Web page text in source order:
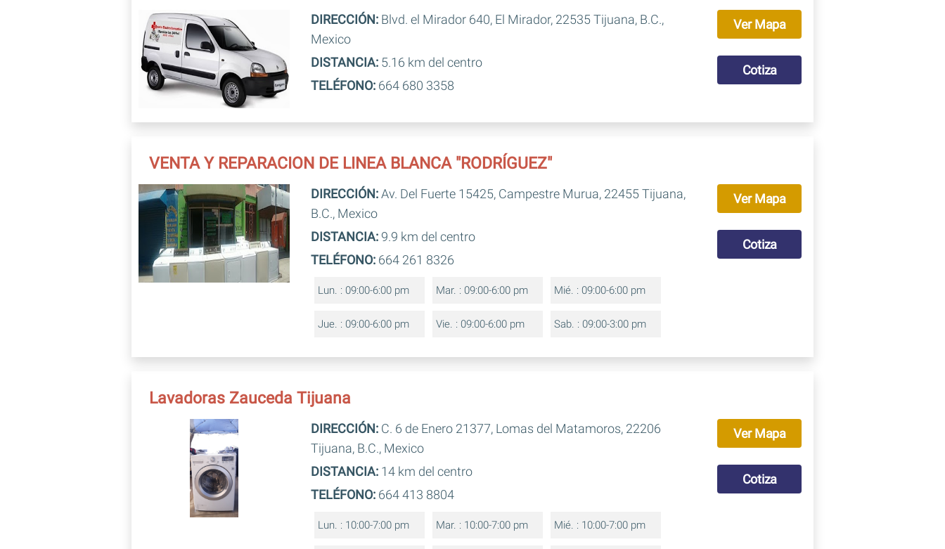
DIRECCIÓN: Blvd. el Mirador 640, El Mirador, 22535 Tijuana, B.C.,
Mexico
DISTANCIA: 5.16 km del centro
TELÉFONO: 664 680 3358
Ver Mapa
Cotiza
VENTA Y REPARACION DE LINEA BLANCA "RODRÍGUEZ"
DIRECCIÓN:Av. Del Fuerte 15425, Campestre Murua, 22455 Tijuana,
B.C., Mexico
DISTANCIA: 9.9 km del centro
TELÉFONO: 664 261 8326
Lun. : 09:00-6:00 pm Mar. : 09:00-6:00 pm Mié. : 09:00-6:00 pm
Jue. : 09:00-6:00 pm Vie. : 09:00-6:00 pm Sab. : 09:00-3:00 pm
Ver Mapa
Cotiza
Lavadoras Zauceda Tijuana
DIRECCIÓN: C. 6 de Enero 21377, Lomas del Matamoros, 22206
Tijuana, B.C., Mexico
DISTANCIA: 14 km del centro
TELÉFONO: 664 413 8804
Lun. : 10:00-7:00 pm Mar. : 10:00-7:00 pm Mié. : 10:00-7:00 pm
Ver Mapa
Cotiza